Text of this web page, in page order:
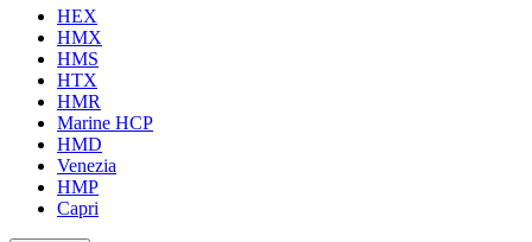
HEX
HMX
HMS
HTX
HMR
Marine HCP
HMD
Venezia
HMP
Capri